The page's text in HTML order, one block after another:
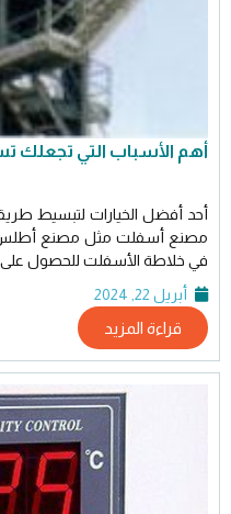
أهم الأسباب التي تجعلك
أحد أفضل الخيارات لتبسيط
في خلاطة الأسفلت للحصول على
أبريل 22, 2024
قراءة المزيد